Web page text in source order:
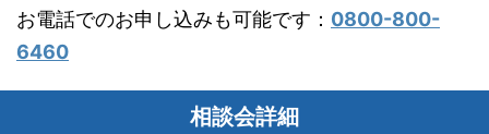
お電話でのお申し込みも可能です： 0800-800-
6460
相談会詳細